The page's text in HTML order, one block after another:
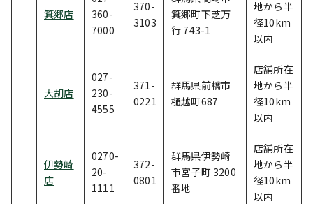
箕郷店
360-
7000
370-
3103
箕郷町下芝万
行 743-1
地から半
径10km
以内
大胡店
027-
230-
4555
371-
0221
群馬県前橋市
樋越町687
店舗所在
地から半
径10km
以内
伊勢崎
店
0270-
20-
1111
372-
0801
群馬県伊勢崎
市宮子町 3200
番地
店舗所在
地から半
径10km
以内